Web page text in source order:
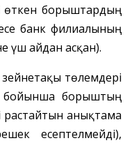
өткен борыштардың
банк филиалының
үш айдан асқан).
зейнетақы төлемдері
бойынша борыштың
растайтын анықтама
есептелмейді),